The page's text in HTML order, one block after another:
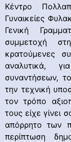
Κέντρο
Γυναικείες
Γενική
συμμετοχή
κρατούμενες
αναλυτικά,
συναντήσεων,
την τεχνική
τον τρόπο
τους είχε γίνει
απόρρητο των
περίπτωση